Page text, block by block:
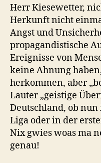
Herr Kiesewetter,
Herkunft nicht
Angst und
propagandistische
Ereignisse von
keine Ahnung
herkommen, aber
Lauter „geistige
Deutschland, ob
Liga oder in der
Nix gwies woas ma
genau!